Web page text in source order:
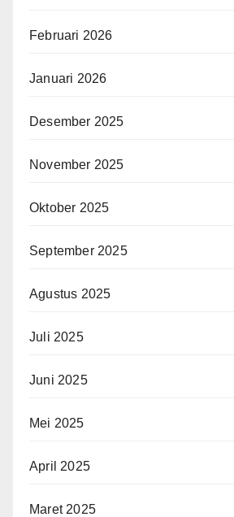
Februari 2026
Januari 2026
Desember 2025
November 2025
Oktober 2025
September 2025
Agustus 2025
Juli 2025
Juni 2025
Mei 2025
April 2025
Maret 2025